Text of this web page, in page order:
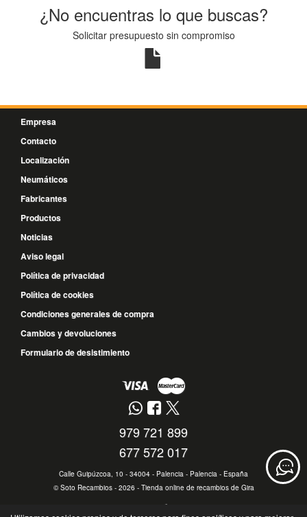
¿No encuentras lo que buscas?
Solicitar presupuesto sin compromiso
Empresa
Contacto
Localización
Neumáticos
Fabricantes
Productos
Noticias
Aviso legal
Política de privacidad
Política de cookies
Condiciones generales de compra
Cambios y devoluciones
Formulario de desistimiento
979 721 899
677 572 017
Calle Guipúzcoa, 10 - 34004 - Palencia - Palencia - España
©Soto Recambios- 2026 - Tienda online de recambios de Gira